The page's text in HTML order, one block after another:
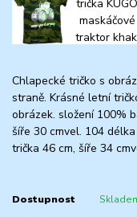
Chlapecké tričko s
straně. Krásné letní
obrázek. složení 100%
šíře 30 cmvel. 104
trička 46 cm, šíře 34
Dostupnost